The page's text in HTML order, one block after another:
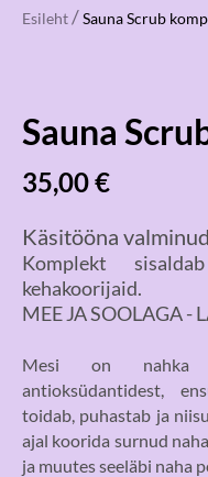
Esileht/Sauna Scrub
Sauna
35,00 €
Käsitööna
Komplekt
kehakoorijaid.
MEE JA SOOLAGA -
Mesi on nahka
antioksüdantidest,
toidab, puhastab ja
ajal koorida surnud
ja muutes seeläbi naha